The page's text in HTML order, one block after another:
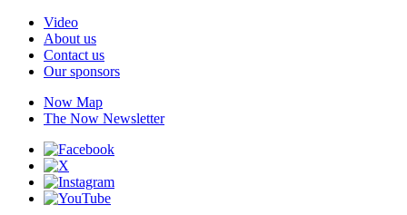
Video
About us
Contact us
Our sponsors
Now Map
The Now Newsletter